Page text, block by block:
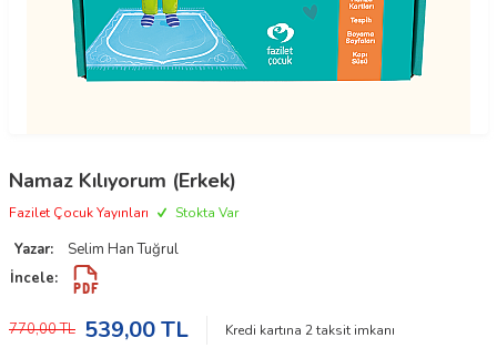
Namaz Kılıyorum (Erkek)
Fazilet Çocuk Yayınları Stokta Var
Yazar:
Selim Han Tuğrul
İncele:
770,00TL 539,00TL Kredi kartına 2taksit imkanı